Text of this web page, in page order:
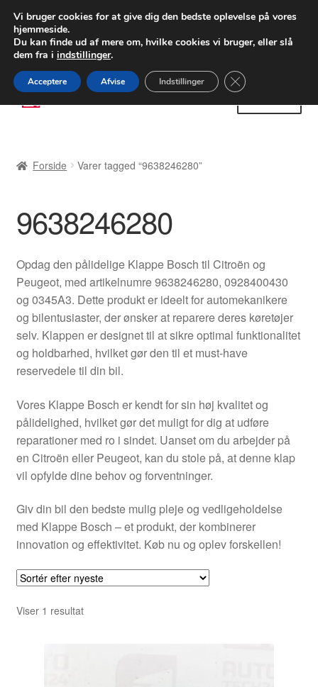
LEVERING fra 55 kr.
FEDEX verdensomspændende forsendelse
80 82 72 02
Spring
til
Spring
til
Betalinger
Kasse
Klageprocedure
Kontakte
Kurv
Levering
Min Konto
Om os
Privatlivspolitik
Vilkår og betingelser
Forside Varer tagged “9638246280”
9638246280
Opdag den pålidelige Klappe Bosch til Citroën og
Peugeot, med artikelnumre 9638246280, 0928400430
og 0345A3. Dette produkt er ideelt for automekanikere
og bilentusiaster, der ønsker at reparere deres køretøjer
selv. Klappen er designet til at sikre optimal funktionalitet
og holdbarhed, hvilket gør den til et must-have
reservedele til din bil.
Vores Klappe Bosch er kendt for sin høj kvalitet og
pålidelighed, hvilket gør det muligt for dig at udføre
reparationer med ro i sindet. Uanset om du arbejder på
en Citroën eller Peugeot, kan du stole på, at denne klap
vil opfylde dine behov og forventninger.
Giv din bil den bedste mulig pleje og vedligeholdelse
med Klappe Bosch – et produkt, der kombinerer
innovation og effektivitet. Køb nu og oplev forskellen!
Viser 1 resultat
Vi bruger cookies for at give dig den bedste oplevelse på vores
hjemmeside.
Du kan finde ud af mere om, hvilke cookies vi bruger, eller slå
dem fra i indstillinger.
Acceptere Afvise Indstillinger Close GDPR